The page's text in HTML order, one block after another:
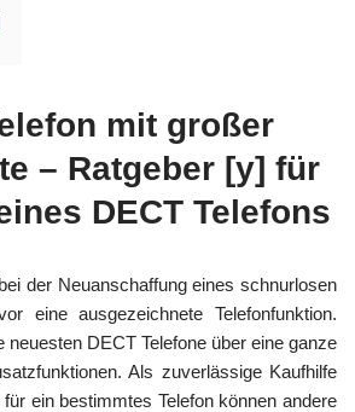
mit großer
– Ratgeber [y] für
DECT Telefons
der Neuanschaffung eines schnurlosen
eine ausgezeichnete Telefonfunktion.
neuesten DECT Telefone über eine ganze
Als zuverlässige Kaufhilfe
ein bestimmtes Telefon können andere